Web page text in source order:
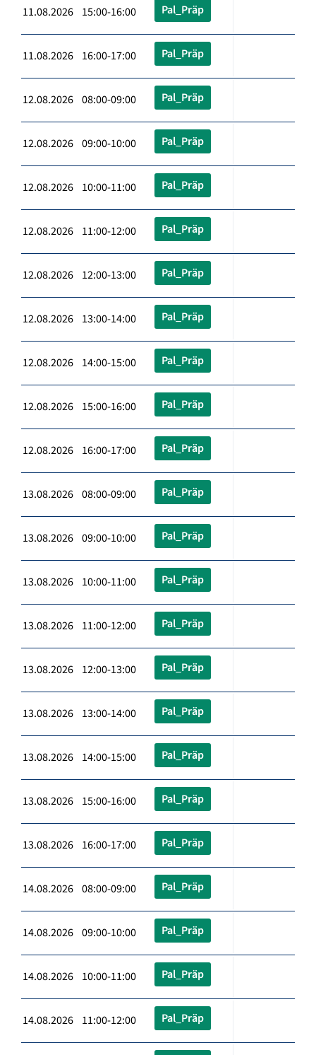
11.08.2026 15:00-16:00 Pal_Präp
11.08.2026 16:00-17:00 Pal_Präp
12.08.2026 08:00-09:00 Pal_Präp
12.08.2026 09:00-10:00 Pal_Präp
12.08.2026 10:00-11:00 Pal_Präp
12.08.2026 11:00-12:00 Pal_Präp
12.08.2026 12:00-13:00 Pal_Präp
12.08.2026 13:00-14:00 Pal_Präp
12.08.2026 14:00-15:00 Pal_Präp
12.08.2026 15:00-16:00 Pal_Präp
12.08.2026 16:00-17:00 Pal_Präp
13.08.2026 08:00-09:00 Pal_Präp
13.08.2026 09:00-10:00 Pal_Präp
13.08.2026 10:00-11:00 Pal_Präp
13.08.2026 11:00-12:00 Pal_Präp
13.08.2026 12:00-13:00 Pal_Präp
13.08.2026 13:00-14:00 Pal_Präp
13.08.2026 14:00-15:00 Pal_Präp
13.08.2026 15:00-16:00 Pal_Präp
13.08.2026 16:00-17:00 Pal_Präp
14.08.2026 08:00-09:00 Pal_Präp
14.08.2026 09:00-10:00 Pal_Präp
14.08.2026 10:00-11:00 Pal_Präp
14.08.2026 11:00-12:00 Pal_Präp